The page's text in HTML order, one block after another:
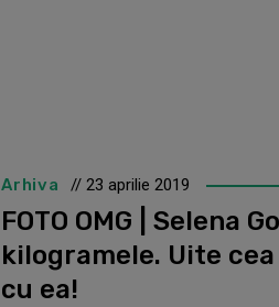
Arhiva // 23 aprilie 2019
FOTO OMG | Selena
kilogramele. Uite
cu ea!